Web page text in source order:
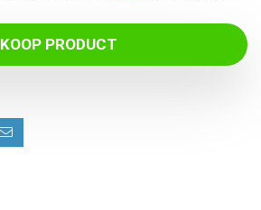
KOOP PRODUCT